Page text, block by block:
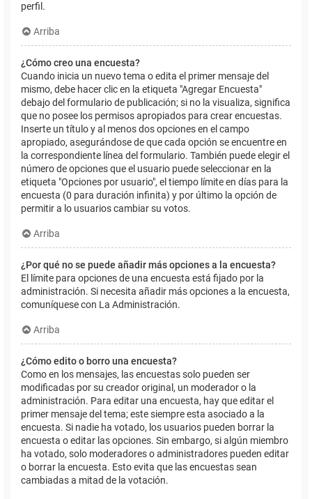
perfil.
Arriba
¿Cómo creo una encuesta?
Cuando inicia un nuevo tema o edita el primer mensaje del
mismo, debe hacer clic en la etiqueta "Agregar Encuesta"
debajo del formulario de publicación; si no la visualiza, significa
que no posee los permisos apropiados para crear encuestas.
Inserte un título y al menos dos opciones en el campo
apropiado, asegurándose de que cada opción se encuentre en
la correspondiente línea del formulario. También puede elegir el
número de opciones que el usuario puede seleccionar en la
etiqueta "Opciones por usuario", el tiempo límite en días para la
encuesta (0 para duración infinita) y por último la opción de
permitir a lo usuarios cambiar su votos.
Arriba
¿Por qué no se puede añadir más opciones a la encuesta?
El límite para opciones de una encuesta está fijado por la
administración. Si necesita añadir más opciones a la encuesta,
comuníquese con La Administración.
Arriba
¿Cómo edito o borro una encuesta?
Como en los mensajes, las encuestas solo pueden ser
modificadas por su creador original, un moderador o la
administración. Para editar una encuesta, hay que editar el
primer mensaje del tema; este siempre esta asociado a la
encuesta. Si nadie ha votado, los usuarios pueden borrar la
encuesta o editar las opciones. Sin embargo, si algún miembro
ha votado, solo moderadores o administradores pueden editar
o borrar la encuesta. Esto evita que las encuestas sean
cambiadas a mitad de la votación.